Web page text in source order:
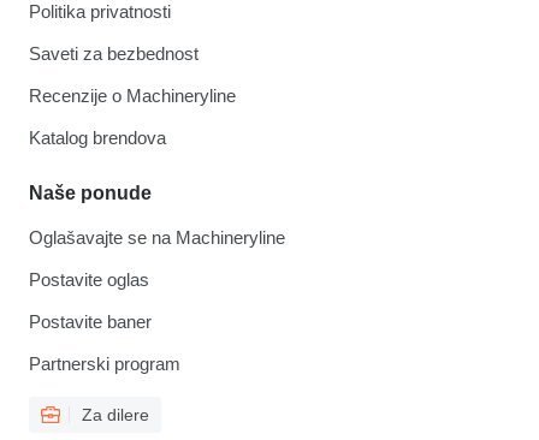
Politika privatnosti
Saveti za bezbednost
Recenzije o Machineryline
Katalog brendova
Naše ponude
Oglašavajte se na Machineryline
Postavite oglas
Postavite baner
Partnerski program
Za dilere